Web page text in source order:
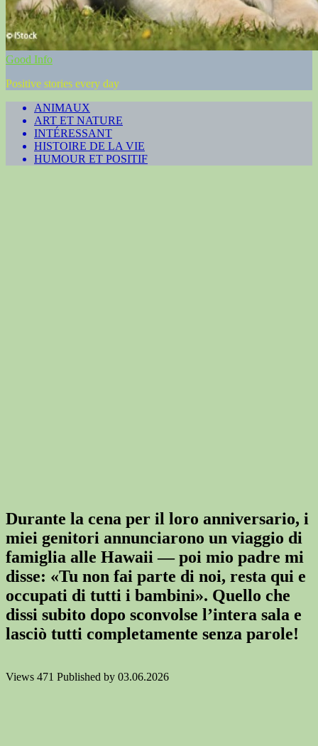
Good Info
Positive stories every day
ANIMAUX
ART ET NATURE
INTÉRESSANT
HISTOIRE DE LA VIE
HUMOUR ET POSITIF
Durante la cena per il loro anniversario, i
miei genitori annunciarono un viaggio di
famiglia alle Hawaii — poi mio padre mi
disse: «Tu non fai parte di noi, resta qui e
occupati di tutti i bambini». Quello che
dissi subito dopo sconvolse l’intera sala e
lasciò tutti completamente senza parole!
Views 471 Published by 03.06.2026